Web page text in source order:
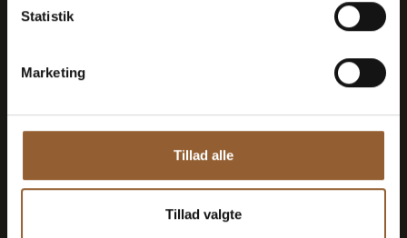
Statistik
Marketing
Tillad alle
Tillad valgte
Geeignet für den Bork-Wikinger-Markt,
Naturkraft Dark und Lokes Aften
Mitgliedervorteil bei Universe